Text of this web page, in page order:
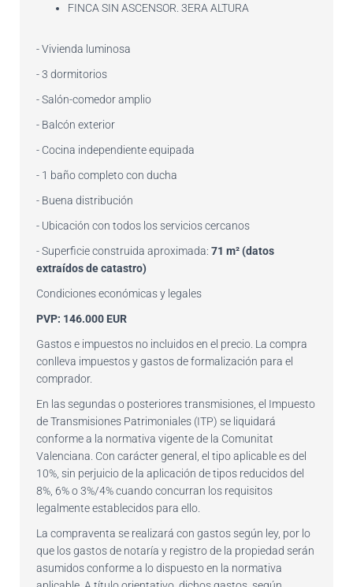
FINCA SIN ASCENSOR. 3ERA ALTURA
- Vivienda luminosa
- 3 dormitorios
- Salón-comedor amplio
- Balcón exterior
- Cocina independiente equipada
- 1 baño completo con ducha
- Buena distribución
- Ubicación con todos los servicios cercanos
- Superficie construida aproximada: 71 m² (datos
extraídos de catastro)
Condiciones económicas y legales
PVP: 146.000 EUR
Gastos e impuestos no incluidos en el precio. La compra
conlleva impuestos y gastos de formalización para el
comprador.
En las segundas o posteriores transmisiones, el Impuesto
de Transmisiones Patrimoniales (ITP) se liquidará
conforme a la normativa vigente de la Comunitat
Valenciana. Con carácter general, el tipo aplicable es del
10%, sin perjuicio de la aplicación de tipos reducidos del
8%, 6% o 3%/4% cuando concurran los requisitos
legalmente establecidos para ello.
La compraventa se realizará con gastos según ley, por lo
que los gastos de notaría y registro de la propiedad serán
asumidos conforme a lo dispuesto en la normativa